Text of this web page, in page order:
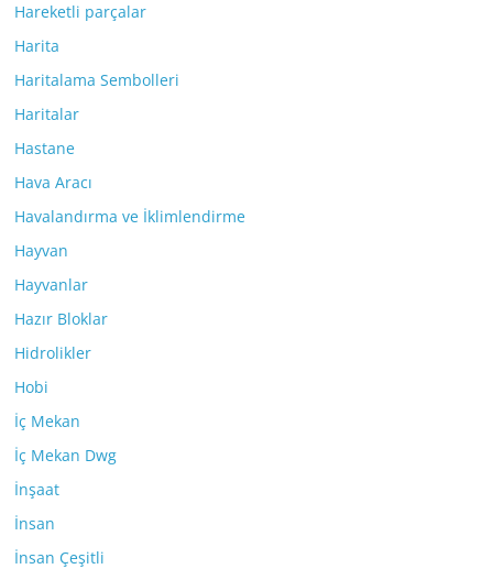
Hareketli parçalar
Harita
Haritalama Sembolleri
Haritalar
Hastane
Hava Aracı
Havalandırma ve İklimlendirme
Hayvan
Hayvanlar
Hazır Bloklar
Hidrolikler
Hobi
İç Mekan
İç Mekan Dwg
İnşaat
İnsan
İnsan Çeşitli